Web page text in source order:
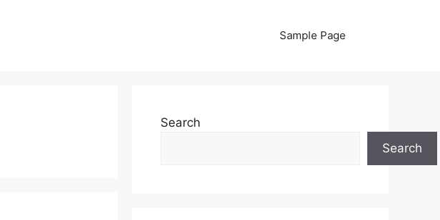
Sample Page
Search
Search